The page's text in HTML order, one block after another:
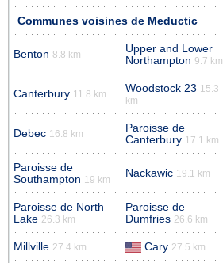
Communes voisines de Meductic
Benton 8.8 km
Upper and Lower
Northampton 9.7 km
Canterbury 11.8 km Woodstock 23 15.3
km
Debec 16.8 km
Paroisse de
Canterbury 17.1 km
Paroisse de
Southampton 19 km
Nackawic 19.1 km
Paroisse de North
Lake 26.3 km
Paroisse de
Dumfries 26.6 km
Millville 27.4 km Cary 27.5 km